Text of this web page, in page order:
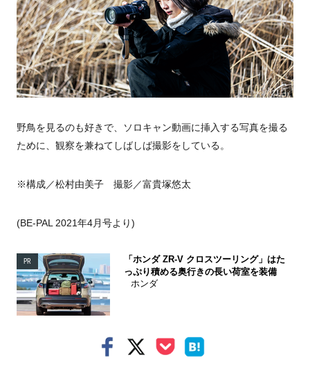
野鳥を見るのも好きで、ソロキャン動画に挿入する写真を撮る
ために、観察を兼ねてしばしば撮影をしている。
※構成／松村由美子 撮影／富貴塚悠太
(BE-PAL 2021年4月号より)
PR
「ホンダ ZR-V クロスツーリング」はた
っぷり積める奥行きの長い荷室を装備
ホンダ